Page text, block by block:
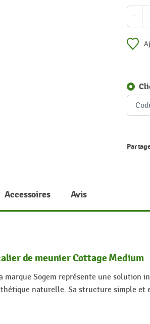
-
Accessoires Avis
de meunier Cottage Medium
Sogem représente une solution
naturelle. Sa structure simple